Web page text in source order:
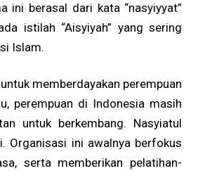
ini berasal dari kata “nasyiyyat”
istilah “Aisyiyah” yang sering
Islam.
memberdayakan perempuan
perempuan di Indonesia masih
untuk berkembang. Nasyiatul
Organisasi ini awalnya berfokus
serta memberikan pelatihan-